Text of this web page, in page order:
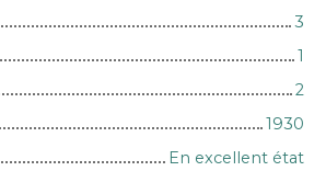
3
1
2
1930
En excellent état